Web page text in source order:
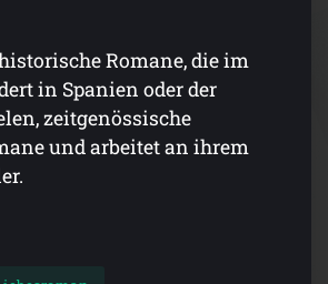
Romane, die im
in Spanien oder der
zeitgenössische
und arbeitet an ihrem